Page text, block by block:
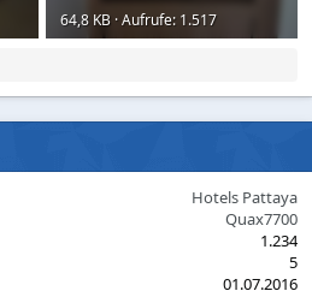
64,8 KB · Aufrufe: 1.517
Hotels Pattaya
Quax7700
1.234
5
01.07.2016